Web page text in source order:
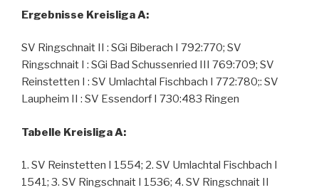
Ergebnisse Kreisliga A:
SV Ringschnait II : SGi Biberach I 792:770; SV
Ringschnait I : SGi Bad Schussenried III 769:709; SV
Reinstetten I : SV Umlachtal Fischbach I 772:780;: SV
Laupheim II : SV Essendorf I 730:483 Ringen
Tabelle Kreisliga A:
1. SV Reinstetten I 1554; 2. SV Umlachtal Fischbach I
1541; 3. SV Ringschnait I 1536; 4. SV Ringschnait II